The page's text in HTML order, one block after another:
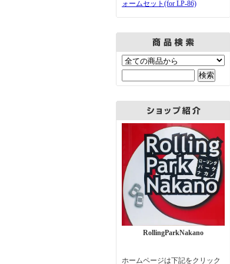
ォームセット(for LP-86)
RollingParkNakano
ホームページは下記をクリック